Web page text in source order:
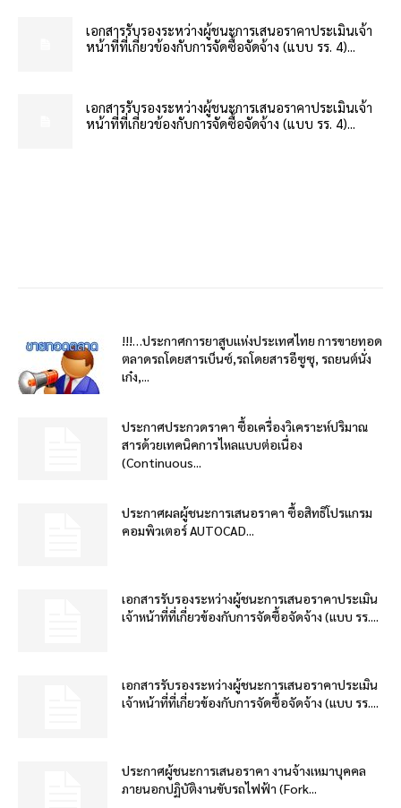
เอกสารรับรองระหว่างผู้ชนะการเสนอราคาประเมินเจ้า
หน้าที่ที่เกี่ยวข้องกับการจัดซื้อจัดจ้าง (แบบ รร. 4)...
เอกสารรับรองระหว่างผู้ชนะการเสนอราคาประเมินเจ้า
หน้าที่ที่เกี่ยวข้องกับการจัดซื้อจัดจ้าง (แบบ รร. 4)...
!!!…ประกาศการยาสูบแห่งประเทศไทย การขายทอด
ตลาดรถโดยสารเบ็นซ์,รถโดยสารอีซูซุ, รถยนต์นั่ง
เก๋ง,...
ประกาศประกวดราคา ซื้อเครื่องวิเคราะห์ปริมาณ
สารด้วยเทคนิคการไหลแบบต่อเนื่อง
(Continuous...
ประกาศผลผู้ชนะการเสนอราคา ซื้อสิทธิโปรแกรม
คอมพิวเตอร์ AUTOCAD...
เอกสารรับรองระหว่างผู้ชนะการเสนอราคาประเมิน
เจ้าหน้าที่ที่เกี่ยวข้องกับการจัดซื้อจัดจ้าง (แบบ รร....
เอกสารรับรองระหว่างผู้ชนะการเสนอราคาประเมิน
เจ้าหน้าที่ที่เกี่ยวข้องกับการจัดซื้อจัดจ้าง (แบบ รร....
ประกาศผู้ชนะการเสนอราคา งานจ้างเหมาบุคคล
ภายนอกปฏิบัติงานขับรถไฟฟ้า (Fork...